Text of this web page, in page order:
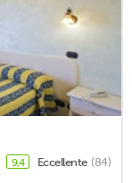
9,4 Eccellente (84)